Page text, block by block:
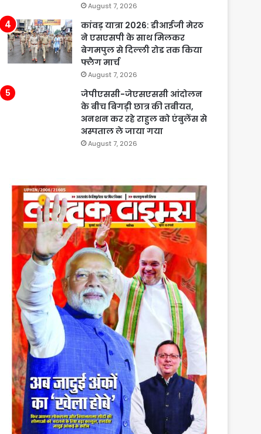
August 7, 2026
कांवड़ यात्रा 2026: डीआईजी मेरठ
ने एसएसपी के साथ मिलकर
बेगमपुल से दिल्ली रोड तक किया
फ्लैग मार्च
August 7, 2026
जेपीएससी-जेएसएससी आंदोलन
के बीच बिगड़ी छात्र की तबीयत,
अनशन कर रहे राहुल को एंबुलेंस से
अस्पताल ले जाया गया
August 7, 2026